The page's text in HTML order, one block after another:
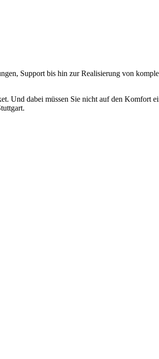
Support bis hin zur Realisierung von
Und dabei müssen Sie nicht auf den Komfort